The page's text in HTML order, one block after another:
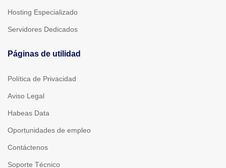
Hosting Especializado
Servidores Dedicados
Páginas de utilidad
Política de Privacidad
Aviso Legal
Habeas Data
Oportunidades de empleo
Contáctenos
Soporte Técnico